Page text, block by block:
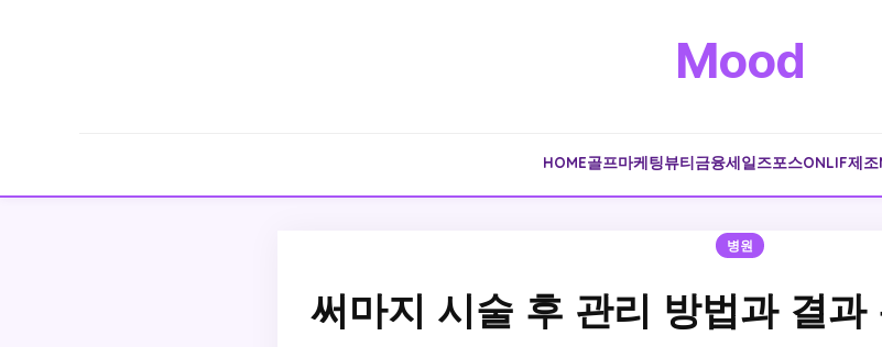
Mood
HOME골프마케팅뷰티금융세일즈포스ONLIF제조
병원
써마지 시술 후 관리 방법과 결과